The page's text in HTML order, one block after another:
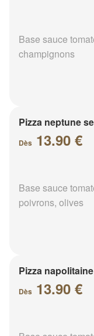
Base sauce
champignons
Pizza neptune
Dès 13.90 €
Base sauce
poivrons, olives
Pizza
Dès 13.90 €